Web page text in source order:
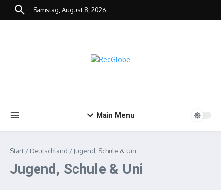
Zum Inhalt springen
Samstag, August 8, 2026
Main Menu
Start / Deutschland / Jugend, Schule & Uni
Jugend, Schule & Uni